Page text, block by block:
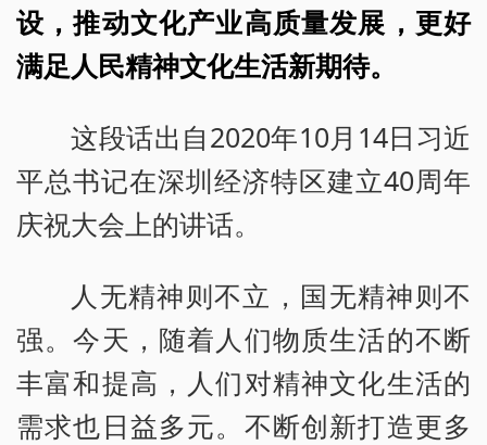
设，推动文化产业高质量发展，更好
满足人民精神文化生活新期待。
这段话出自2020年10月14日习近
平总书记在深圳经济特区建立40周年
庆祝大会上的讲话。
人无精神则不立，国无精神则不
强。今天，随着人们物质生活的不断
丰富和提高，人们对精神文化生活的
需求也日益多元。不断创新打造更多